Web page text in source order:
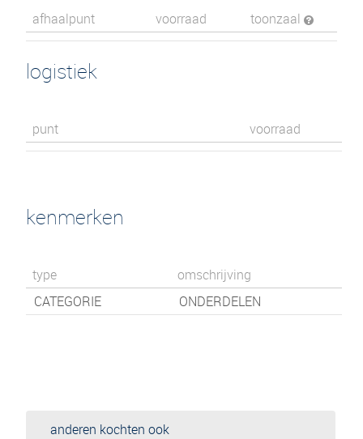
afhaalpunt voorraad toonzaal
logistiek
punt voorraad
kenmerken
type
omschrijving
CATEGORIE
ONDERDELEN
anderen kochten ook